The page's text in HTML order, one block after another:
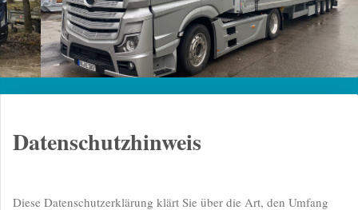
Datenschutzhinweis
Diese Datenschutzerklärung klärt Sie über die Art, den Umfang